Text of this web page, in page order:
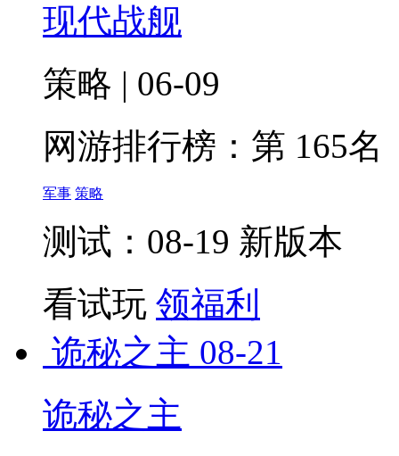
现代战舰
策略 | 06-09
网游排行榜： 第 165名
军事 策略
测试：08-19 新版本
看试玩 领福利
诡秘之主 08-21
诡秘之主